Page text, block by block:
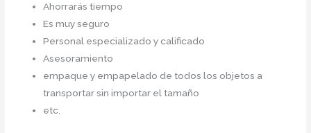
Ahorrarás tiempo
Es muy seguro
Personal especializado y calificado
Asesoramiento
empaque y empapelado de todos los objetos a
transportar sin importar el tamaño
etc.